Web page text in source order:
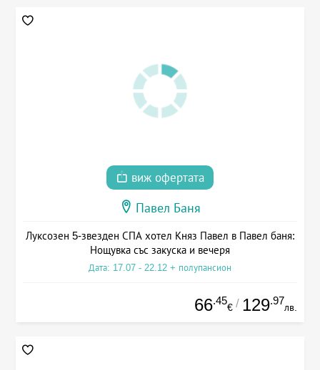
виж офертата
Павел Баня
Луксозен 5-звезден СПА хотел Княз Павел в Павел баня:
Нощувка със закуска и вечеря
Дата: 17.07 - 22.12 + полупансион
66.45
€ / 129.97
лв.